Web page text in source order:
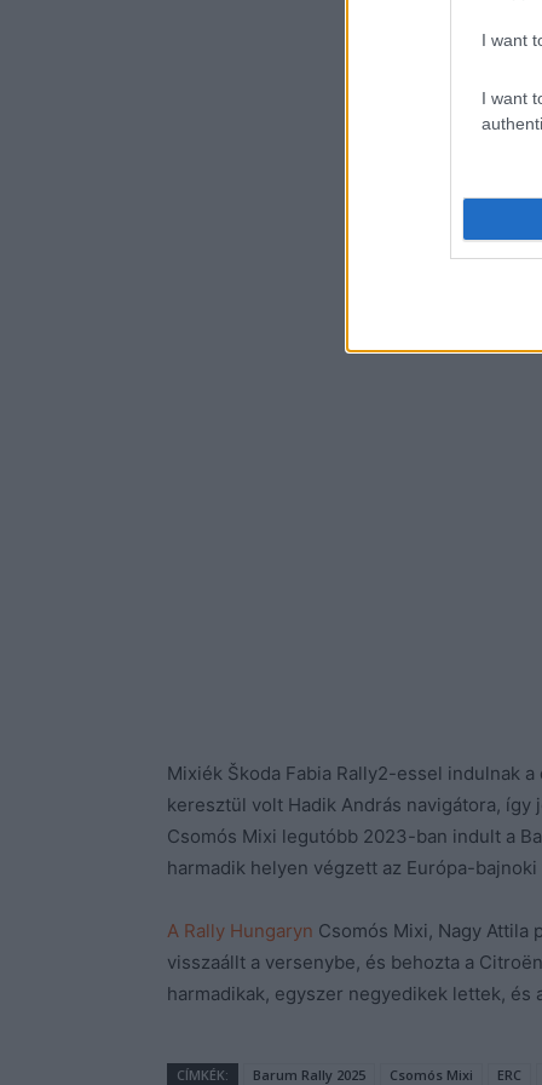
I want
I want
Mixiék Škoda Fabia Rally2-essel indulnak
keresztül volt Hadik András navigátora,
Csomós Mixi legutóbb 2023-ban indult a
harmadik helyen végzett az Európa-bajnoki
A Rally Hungaryn Csomós Mixi, Nagy Attila
visszaállt a versenybe, és behozta a
harmadikak, egyszer negyedikek lettek,
CÍMKÉK: Barum Rally 2025 Csomós Mixi ERC